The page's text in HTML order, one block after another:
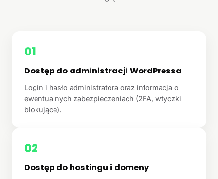
01
Dostęp do administracji WordPressa
Login i hasło administratora oraz informacja o
ewentualnych zabezpieczeniach (2FA, wtyczki
blokujące).
02
Dostęp do hostingu i domeny